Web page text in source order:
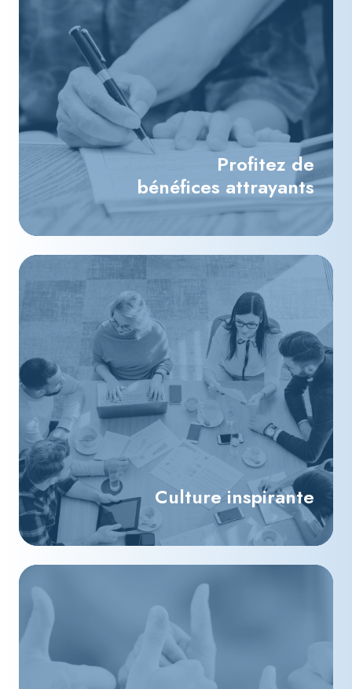
Profitez de
bénéfices attrayants
Culture inspirante